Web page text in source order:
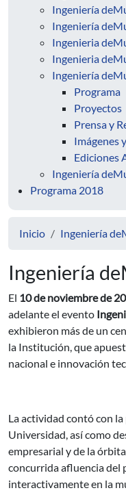
Ingeniería
Ingeniería
Ingenieria
Ingenieria
Ingeniería
Programa
Proyectos
Prensa y
Imágenes
Ediciones
Ingeniería
Programa 2018
Inicio Ingeniería
Ingeniería
El 10 de noviembre de
adelante el evento
exhibieron más de un
la Institución, que
nacional e innovación
La actividad contó con
Universidad, así como
empresarial y de la
concurrida afluencia del
interactivamente en la